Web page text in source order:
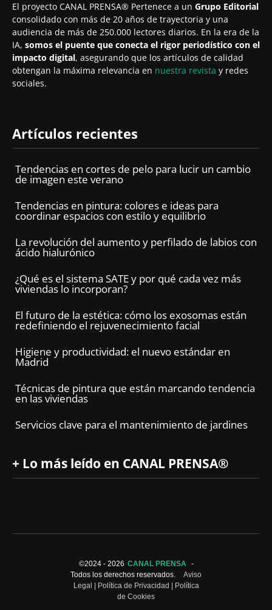
El proyecto CANAL PRENSA® Pertenece a un Grupo Editorial
consolidado con más de 20 años de trayectoria y una
audiencia de más de 250.000 lectores diarios. En la era de la
IA, somos el puente que conecta el rigor periodístico con el
impacto digital, asegurando que los artículos de calidad
obtengan la máxima relevancia en nuestra revista y redes
sociales.
Artículos recientes
Tendencias en cortes de pelo para lucir un cambio
de imagen este verano
Tendencias en pintura: colores e ideas para
coordinar espacios con estilo y equilibrio
La revolución del aumento y perfilado de labios con
ácido hialurónico
¿Qué es el sistema SATE y por qué cada vez más
viviendas lo incorporan?
El futuro de la estética: cómo los exosomas están
redefiniendo el rejuvenecimiento facial
Higiene y productividad: el nuevo estándar en
Madrid
Técnicas de pintura que están marcando tendencia
en las viviendas
Servicios clave para el mantenimiento de jardines
+ Lo más leído en CANAL PRENSA®
©2024 - 2026 CANAL PRENSA
-
Todos los derechos reservados.
Aviso
Legal
Política de Privacidad
Política
de Cookies